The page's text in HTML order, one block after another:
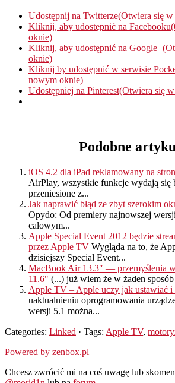
Udostępnij na Twitterze(Otwiera się
Kliknij, aby udostępnić na
oknie)
Kliknij, aby udostępnić na
oknie)
Kliknij by udostępnić w serwisie
nowym oknie)
Udostępniej na Pinterest(Otwiera się
Podobne
iOS 4.2 dla iPad reklamowany na
AirPlay, wszystkie funkcje wydają się
przeniesione z...
Jak naprawić błąd ze zbyt szerokim
Opydo: Od premiery najnowszej
calowym...
Apple Special Event 2012 będzie
przez Apple TV Wygląda na to, że
dzisiejszy Special Event...
MacBook Air 13.3″ — przemyślenia
11.6" (...) już wiem że w żaden
Apple TV – Apple uczy jak ustawiać
uaktualnieniu oprogramowania
wersji 5.1 można...
Categories: Linked · Tags: Apple TV,
Powered by zenbox.pl
Chcesz zwrócić mi na coś uwagę lub